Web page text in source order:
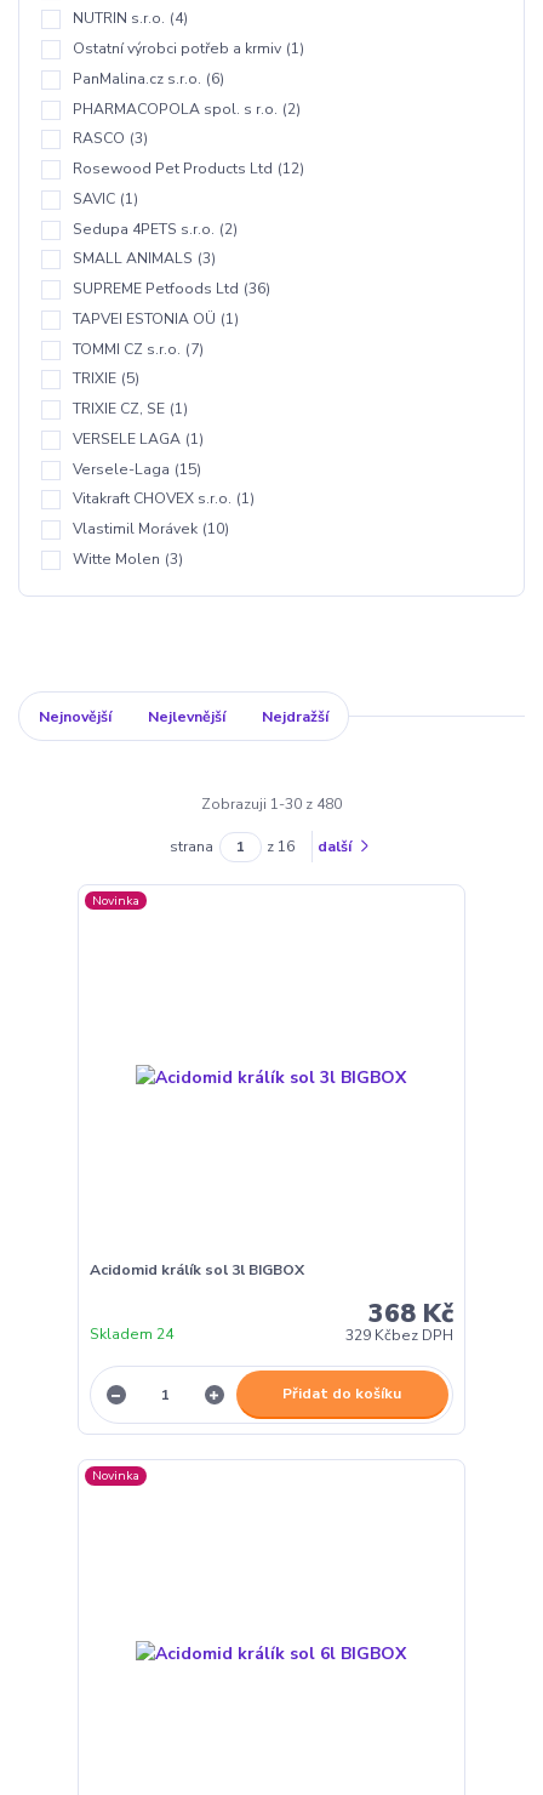
NUTRIN s.r.o. (4)
Ostatní výrobci potřeb a krmiv (1)
PanMalina.cz s.r.o. (6)
PHARMACOPOLA spol. s r.o. (2)
RASCO (3)
Rosewood Pet Products Ltd (12)
SAVIC (1)
Sedupa 4PETS s.r.o. (2)
SMALL ANIMALS (3)
SUPREME Petfoods Ltd (36)
TAPVEI ESTONIA OÜ (1)
TOMMI CZ s.r.o. (7)
TRIXIE (5)
TRIXIE CZ, SE (1)
VERSELE LAGA (1)
Versele-Laga (15)
Vitakraft CHOVEX s.r.o. (1)
Vlastimil Morávek (10)
Witte Molen (3)
Nejnovější Nejlevnější Nejdražší
Zobrazuji 1-30 z 480
strana z 16 další
Novinka
Acidomid králík sol 3l BIGBOX
368 Kč
329 Kčbez DPH
Skladem 24
Přidat do košíku
Novinka